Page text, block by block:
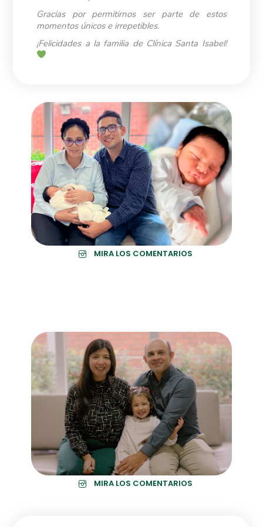
Gracias por permitirnos ser parte de estos
momentos únicos e irrepetibles.
¡Felicidades a la familia de Clínica Santa Isabel!
MIRA LOS COMENTARIOS
MIRA LOS COMENTARIOS